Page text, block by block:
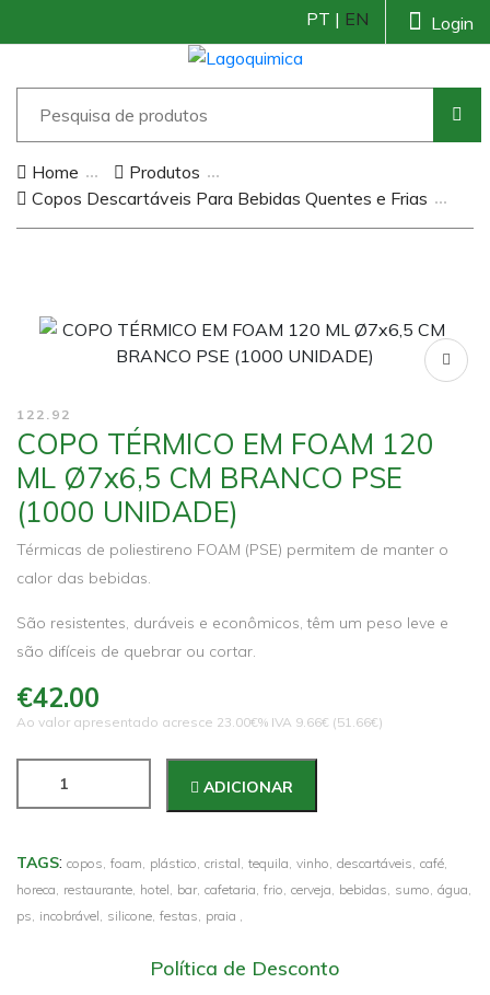
Login
PT | EN
Home
Produtos
Copos Descartáveis Para Bebidas Quentes e Frias
122.92
COPO TÉRMICO EM FOAM 120
ML Ø7x6,5 CM BRANCO PSE
(1000 UNIDADE)
Térmicas de poliestireno FOAM (PSE) permitem de manter o
calor das bebidas.
São resistentes, duráveis e econômicos, têm um peso leve e
são difíceis de quebrar ou cortar.
€42.00
Ao valor apresentado acresce 23.00€% IVA 9.66€ (51.66€)
ADICIONAR
TAGS: copos, foam, plástico, cristal, tequila, vinho, descartáveis, café,
horeca, restaurante, hotel, bar, cafetaria, frio, cerveja, bebidas, sumo, água,
ps, incobrável, silicone, festas, praia ,
Política de Desconto